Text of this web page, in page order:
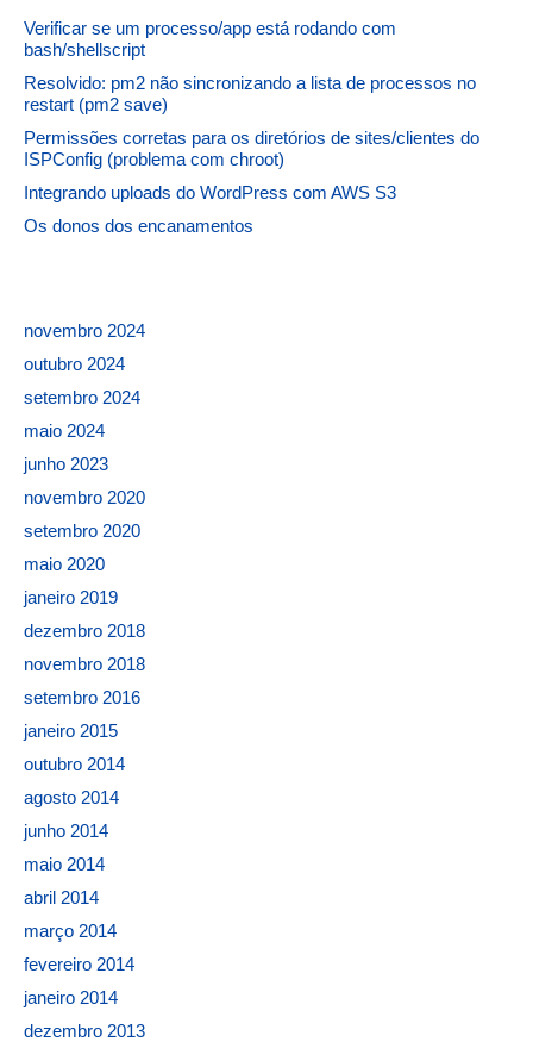
Verificar se um processo/app está rodando com
bash/shellscript
Resolvido: pm2 não sincronizando a lista de processos no
restart (pm2 save)
Permissões corretas para os diretórios de sites/clientes do
ISPConfig (problema com chroot)
Integrando uploads do WordPress com AWS S3
Os donos dos encanamentos
novembro 2024
outubro 2024
setembro 2024
maio 2024
junho 2023
novembro 2020
setembro 2020
maio 2020
janeiro 2019
dezembro 2018
novembro 2018
setembro 2016
janeiro 2015
outubro 2014
agosto 2014
junho 2014
maio 2014
abril 2014
março 2014
fevereiro 2014
janeiro 2014
dezembro 2013